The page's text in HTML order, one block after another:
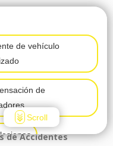
de Accidentes
de vehículo
de
Scroll